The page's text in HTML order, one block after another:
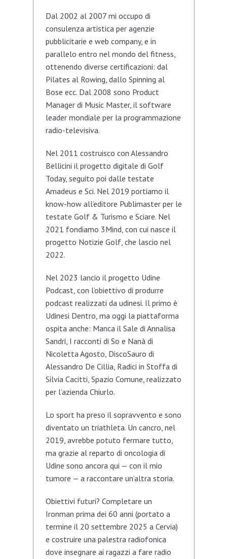
Dal 2002 al 2007 mi occupo di
consulenza artistica per agenzie
pubblicitarie e web company, e in
parallelo entro nel mondo del fitness,
ottenendo diverse certificazioni: dal
Pilates al Rowing, dallo Spinning al
Bose ecc. Dal 2008 sono Product
Manager di Music Master, il software
leader mondiale per la programmazione
radio-televisiva.
Nel 2011 costruisco con Alessandro
Bellicini il progetto digitale di Golf
Today, seguito poi dalle testate
Amadeus e Sci. Nel 2019 portiamo il
know-how all’editore Publimaster per le
testate Golf & Turismo e Sciare. Nel
2021 fondiamo 3Mind, con cui nasce il
progetto Notizie Golf, che lascio nel
2022.
Nel 2023 lancio il progetto Udine
Podcast, con l’obiettivo di produrre
podcast realizzati da udinesi. Il primo è
Udinesi Dentro, ma oggi la piattaforma
ospita anche: Manca il Sale di Annalisa
Sandri, I racconti di So e Nanà di
Nicoletta Agosto, DiscoSauro di
Alessandro De Cillia, Radici in Stoffa di
Silvia Cacitti, Spazio Comune, realizzato
per l’azienda Chiurlo.
Lo sport ha preso il sopravvento e sono
diventato un triathleta. Un cancro, nel
2019, avrebbe potuto fermare tutto,
ma grazie al reparto di oncologia di
Udine sono ancora qui — con il mio
tumore — a raccontare un’altra storia.
Obiettivi futuri? Completare un
Ironman prima dei 60 anni (portato a
termine il 20 settembre 2025 a Cervia)
e costruire una palestra radiofonica
dove insegnare ai ragazzi a fare radio